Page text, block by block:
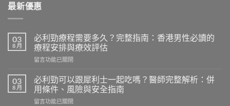
最新優惠
03
8 月
必利勁療程需要多久？完整指南：香港男性必讀的
療程安排與療效評估
在
利
勁
療
程
留言功能已關閉
03
8 月
必利勁可以跟犀利士一起吃嗎？醫師完整解析：併
用條件、風險與安全指南
在
留言功能已關閉